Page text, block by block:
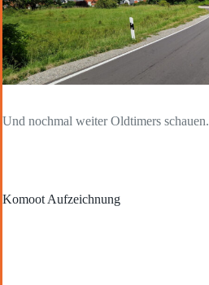
Und nochmal weiter Oldtimers schauen.
Komoot Aufzeichnung